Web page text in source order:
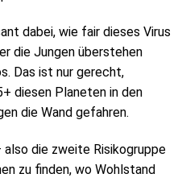
dabei, wie fair dieses Virus
die Jungen überstehen
Das ist nur gerecht,
diesen Planeten in den
die Wand gefahren.
also die zweite Risikogruppe
zu finden, wo Wohlstand